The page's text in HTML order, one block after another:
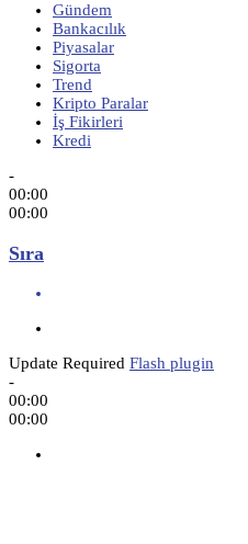
Gündem
Bankacılık
Piyasalar
Sigorta
Trend
Kripto Paralar
İş Fikirleri
Kredi
-
00:00
00:00
Sıra
Update Required Flash plugin
-
00:00
00:00